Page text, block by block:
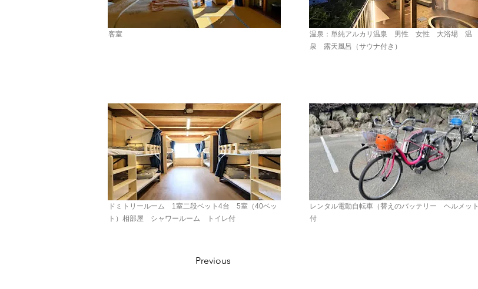
客室
温泉：単純アルカリ温泉 男性 女性 大浴場 温
泉 露天風呂（サウナ付き）
ドミトリールーム 1室二段ベット4台 5室（40ベッ
ト）相部屋 シャワールーム トイレ付
レンタル電動自転車（替えのバッテリー ヘルメット
付
Previous